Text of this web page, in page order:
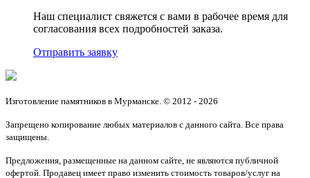
Наш специалист свяжется с вами в рабочее время для
согласования всех подробностей заказа.
Отправить заявку
Изготовление памятников в Мурманске. © 2012 - 2026
Запрещено копирование любых материалов с данного сайта. Все права
защищены.
Предложения, размещенные на данном сайте, не являются публичной
офертой. Продавец имеет право изменить стоимость товаров/услуг на